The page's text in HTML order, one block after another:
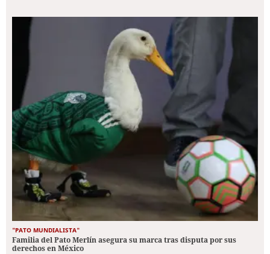
"PATO MUNDIALISTA"
Familia del Pato Merlín asegura su marca tras disputa por sus
derechos en México